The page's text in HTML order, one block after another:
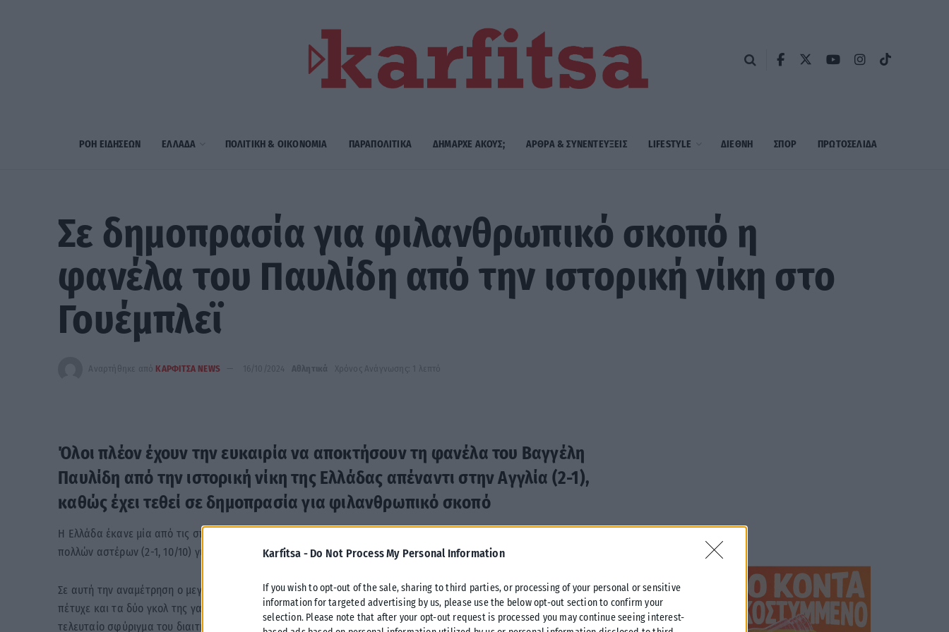
Karfitsa - Do Not Process My Personal Information
If you wish to opt-out of the sale, sharing to third parties, or processing of your personal or sensitive
information for targeted advertising by us, please use the below opt-out section to confirm your
selection. Please note that after your opt-out request is processed you may continue seeing interest-
ΡΟΗ ΕΙΔΗΣΕΩΝ ΕΛΛΑΔΑ ΠΟΛΙΤΙΚΗ & ΟΙΚΟΝΟΜΙΑ ΠΑΡΑΠΟΛΙΤΙΚΑ ΔΗΜΑΡΧE ΑΚΟΥΣ; ΑΡΘΡΑ & ΣΥΝΕΝΤΕΥΞΕΙΣ LIFESTYLE ΔΙΕΘΝΗ ΣΠΟΡ ΠΡΩΤΟΣΈΛΙΔΑ
Σε δημοπρασία για φιλανθρωπικό σκοπό η
φανέλα του Παυλίδη από την ιστορική νίκη στο
Γουέμπλεϊ
Αναρτήθηκε από ΚΑΡΦΙΤΣΑ NEWS 16/10/2024 Αθλητικά Χρόνος Ανάγνωσης: 1 λεπτό
Όλοι πλέον έχουν την ευκαιρία να αποκτήσουν τη φανέλα του Βαγγέλη
Παυλίδη από την ιστορική νίκη της Ελλάδας απέναντι στην Αγγλία (2-1),
καθώς έχει τεθεί σε δημοπρασία για φιλανθρωπικό σκοπό
Η Ελλάδα έκανε μία από τις σπουδαιότερες νίκες της ιστορίας της μέσα στο
πολλών αστέρων (2-1, 10/10) για την 3η αγωνιστική του Nations League.
Σε αυτή την αναμέτρηση ο μεγάλος πρωταγωνιστής ήταν ο επιθετικός της ΜπενφίκαΒαγγέλης Παυλίδης, ο οποίος
πέτυχε και τα δύο γκολ της γαλανόλευκης, με το νικητήριο να είναι στις καθυστερήσεις δευτερόλεπτα πριν το
τελευταίο σφύριγμα του διαιτητή.